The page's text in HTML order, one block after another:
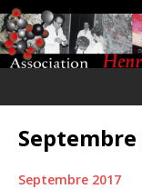
Septembre
Septembre 2017